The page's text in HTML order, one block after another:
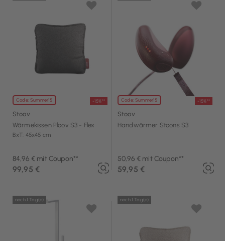
Code: Summer15 -15%**
Stoov
Wärmekissen Ploov S3 - Flex
BxT: 45x45 cm
84,96 € mit Coupon**
99,95 €
Code: Summer15 -15%**
Stoov
Handwärmer Stoons S3
50,96 € mit Coupon**
59,95 €
noch 1 Tag(e) noch 1 Tag(e)